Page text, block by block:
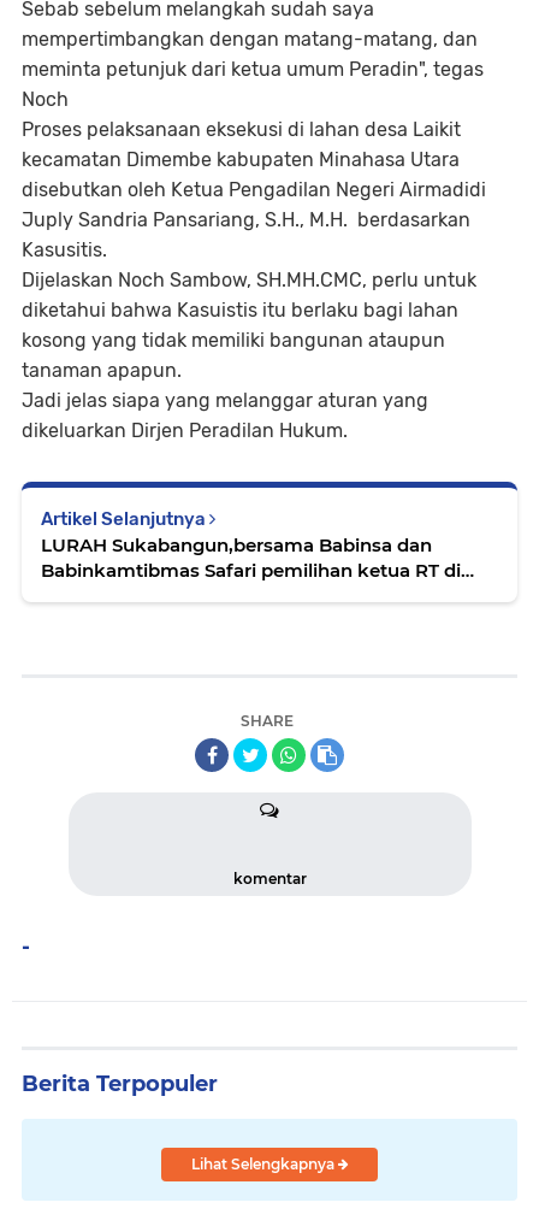
Sebab sebelum melangkah sudah saya
mempertimbangkan dengan matang-matang, dan
meminta petunjuk dari ketua umum Peradin", tegas
Noch
Proses pelaksanaan eksekusi di lahan desa Laikit
kecamatan Dimembe kabupaten Minahasa Utara
disebutkan oleh Ketua Pengadilan Negeri Airmadidi
Juply Sandria Pansariang, S.H., M.H. berdasarkan
Kasusitis.
Dijelaskan Noch Sambow, SH.MH.CMC, perlu untuk
diketahui bahwa Kasuistis itu berlaku bagi lahan
kosong yang tidak memiliki bangunan ataupun
tanaman apapun.
Jadi jelas siapa yang melanggar aturan yang
dikeluarkan Dirjen Peradilan Hukum.
Artikel Selanjutnya
LURAH Sukabangun,bersama Babinsa dan
Babinkamtibmas Safari pemilihan ketua RT di
SHARE
komentar
-
Berita Terpopuler
Lihat Selengkapnya